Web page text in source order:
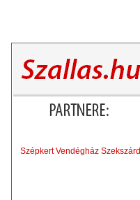
Szépkert Vendégház Szekszárd